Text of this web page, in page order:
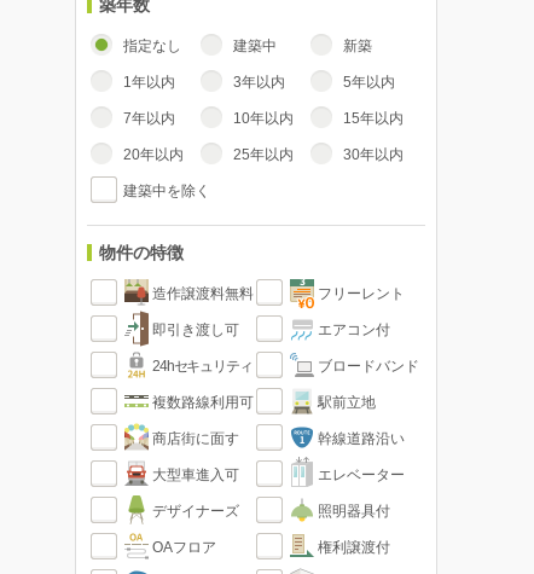
築年数
指定なし 建築中 新築
1年以内 3年以内 5年以内
7年以内 10年以内 15年以内
20年以内 25年以内 30年以内
建築中を除く
物件の特徴
造作譲渡料無料 フリーレント
即引き渡し可 エアコン付
24hセキュリティ ブロードバンド
複数路線利用可 駅前立地
商店街に面す 幹線道路沿い
大型車進入可 エレベーター
デザイナーズ 照明器具付
OAフロア 権利譲渡付